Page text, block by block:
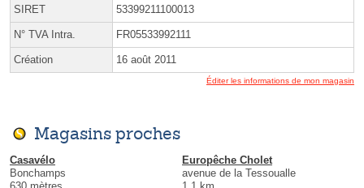
SIRET 53399211100013
N° TVA Intra. FR05533992111
Création 16 août 2011
Éditer les informations de mon magasin
Magasins proches
Casavélo
Bonchamps
Europêche Cholet
avenue de la Tessoualle